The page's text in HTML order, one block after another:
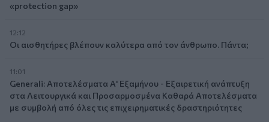
«protection gap»
12:12
Οι αισθητήρες βλέπουν καλύτερα από τον άνθρωπο. Πάντα;
11:01
Generali: Αποτελέσματα Α' Εξαμήνου - Εξαιρετική ανάπτυξη
στα Λειτουργικά και Προσαρμοσμένα Καθαρά Αποτελέσματα
με συμβολή από όλες τις επιχειρηματικές δραστηριότητες